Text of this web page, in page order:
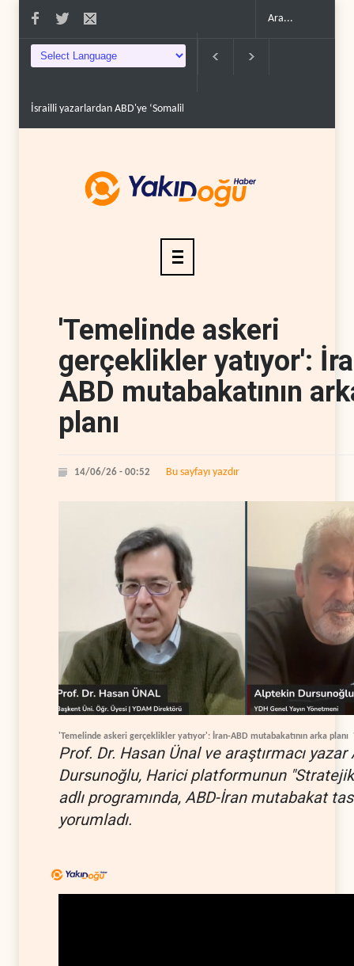
İsrailli yazarlardan ABD'ye ‘Somaliland reçetesi’..
'Temelinde askeri
gerçeklikler yatıyor':
ABD mutabakatının
planı
14/06/26 - 00:52 Bu sayfayı yazdır
'Temelinde askeri gerçeklikler yatıyor': İran-ABD mutabakatının arka planı
Prof. Dr. Hasan Ünal ve araştırmacı
Dursunoğlu, Harici platformunun
adlı programında, ABD-İran mutabakat
yorumladı.